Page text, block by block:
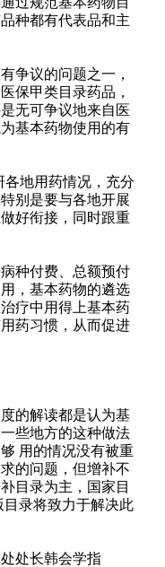
种都有代表品和主
争议的问题之一，
保甲类目录药品，
无可争议地来自医
基本药物使用的有
各地用药情况，充分
别是要与各地开展
好衔接，同时跟重
种付费、总额预付
，基本药物的遴选
疗中用得上基本药
药习惯，从而促进
的解读都是认为基
些地方的这种做法
用的情况没有被重
的问题，但增补不
目录为主，国家目
录将致力于解决此
处长韩会学指